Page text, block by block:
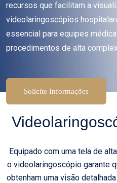
recursos que facilitam a
videolaringoscópios
essencial para equipes
procedimentos de alta
Solicite Informações
Equipado com uma tela de
o videolaringoscópio garante
obtenham uma visão